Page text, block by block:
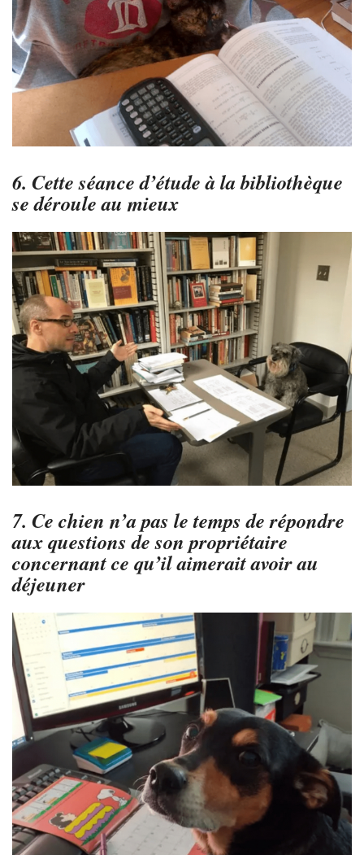
6. Cette séance d’étude à la bibliothèque
se déroule au mieux
7. Ce chien n’a pas le temps de répondre
aux questions de son propriétaire
concernant ce qu’il aimerait avoir au
déjeuner